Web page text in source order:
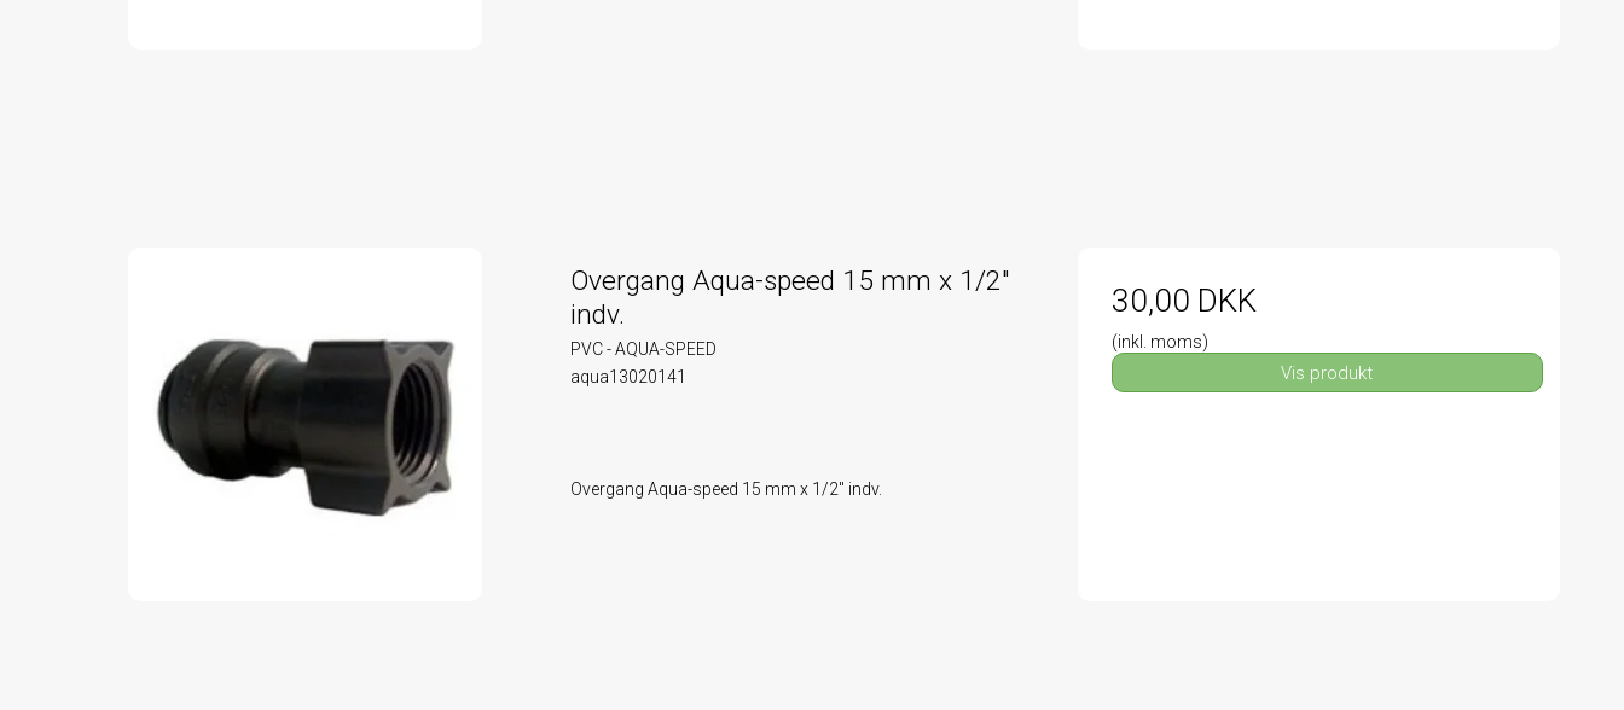
Overgang Aqua-speed 15 mm x 1/2"
indv.
PVC - AQUA-SPEED
aqua13020141
Overgang Aqua-speed 15 mm x 1/2" indv.
30,00 DKK
(inkl. moms)
Vis produkt